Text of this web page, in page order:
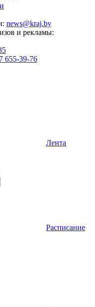
news@kraj.by
и рекламы:
655-39-76
Лента
Расписание